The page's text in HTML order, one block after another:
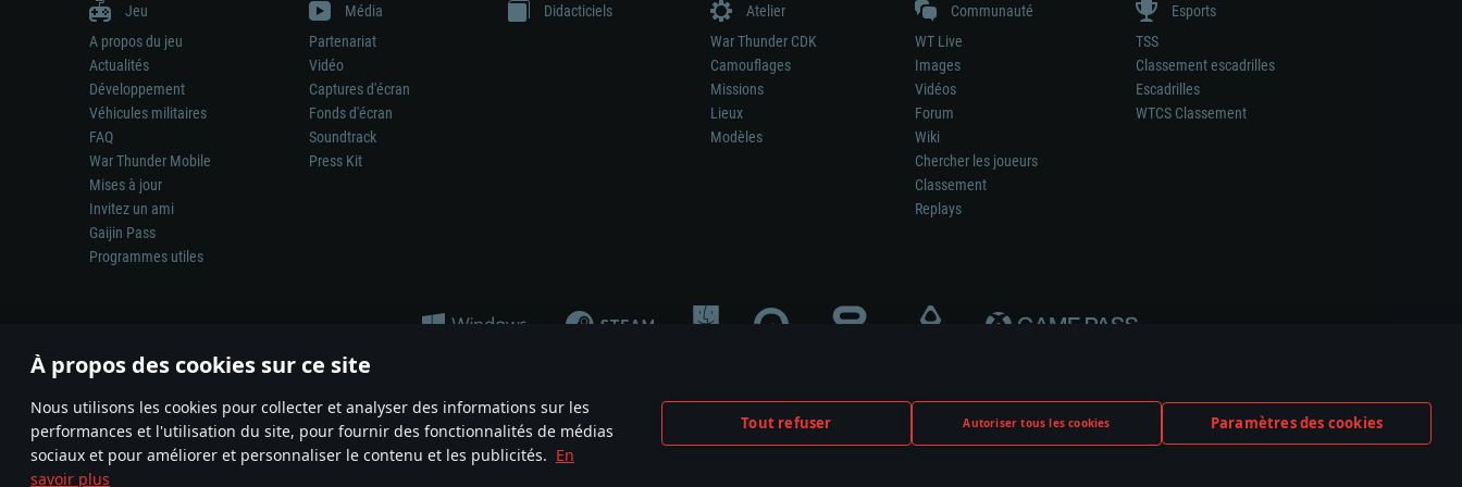
À propos des cookies sur ce site
Nous utilisons les cookies pour collecter et analyser des informations sur les
performances et l'utilisation du site, pour fournir des fonctionnalités de médias
sociaux et pour améliorer et personnaliser le contenu et les publicités. En
savoir plus
Tout refuser Autoriser tous les cookies Paramètres des cookies
Jeu
A propos du jeu
Actualités
Développement
Véhicules militaires
FAQ
War Thunder Mobile
Mises à jour
Invitez un ami
Gaijin Pass
Programmes utiles
Média
Partenariat
Vidéo
Captures d'écran
Fonds d'écran
Soundtrack
Press Kit
Didacticiels
Atelier
War Thunder CDK
Camouflages
Missions
Lieux
Modèles
Communauté
WT Live
Images
Vidéos
Forum
Wiki
Chercher les joueurs
Classement
Replays
Esports
TSS
Classement escadrilles
Escadrilles
WTCS Classement
La représentation d’une arme ou d’un véhicule réel dans ce jeu ne signifie pas la participation au développement du jeu, le sponsoring ou à l’approbation de tout fabricant d’armes ou de véhicule.
© 2011—2026 Gaijin Games Kft. All trademarks, logos and brand names are the property of their respective owners.
Termes et conditions